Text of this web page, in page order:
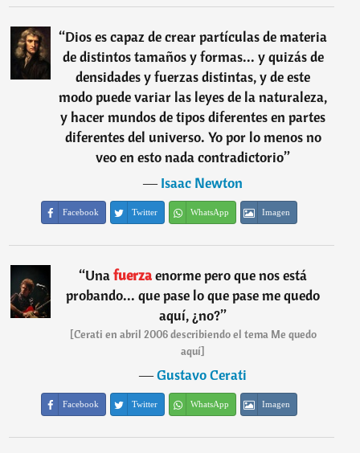
“Dios es capaz de crear partículas de materia
de distintos tamaños y formas... y quizás de
densidades y fuerzas distintas, y de este
modo puede variar las leyes de la naturaleza,
y hacer mundos de tipos diferentes en partes
diferentes del universo. Yo por lo menos no
veo en esto nada contradictorio”
―Isaac Newton
Facebook Twitter WhatsApp Imagen
“Unafuerzaenorme pero que nos está
probando... que pase lo que pase me quedo
aquí, ¿no?”
[Cerati en abril 2006 describiendo el tema Me quedo
aquí]
―Gustavo Cerati
Facebook Twitter WhatsApp Imagen